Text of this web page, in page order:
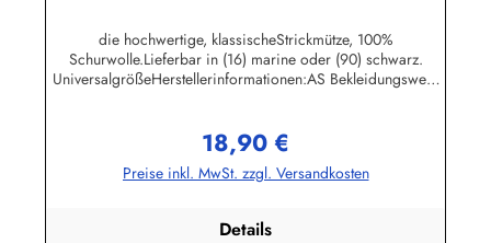
die hochwertige, klassischeStrickmütze, 100%
Schurwolle.Lieferbar in (16) marine oder (90) schwarz.
UniversalgrößeHerstellerinformationen:AS Bekleidungswerk
Regulärer Preis:
18,90 €
Preise inkl. MwSt. zzgl. Versandkosten
Details